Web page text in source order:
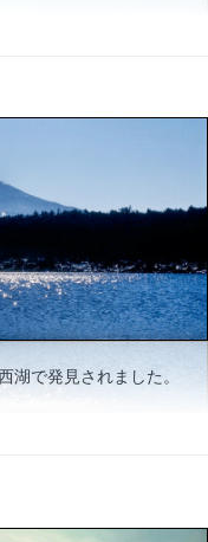
湖で発見されました。